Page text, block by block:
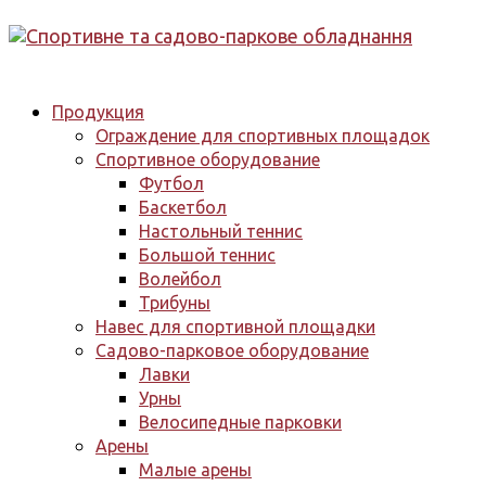
Продукция
Ограждение для спортивных площадок
Спортивное оборудование
Футбол
Баскетбол
Настольный теннис
Большой теннис
Волейбол
Трибуны
Навес для спортивной площадки
Садово-парковое оборудование
Лавки
Урны
Велосипедные парковки
Арены
Малые арены